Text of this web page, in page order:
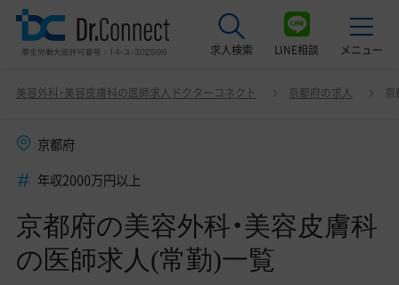
求人検索 LINE相談 メニュー
美容クリニック見学ご希望の方はこちら
サービス紹介
ドクターコネクトの強み
エージェント紹介
美容外科・美容皮膚科の医師求人ドクターコネクト 京都府の求人 京
京都府
年収2000万円以上
京都府の美容外科・美容皮膚科
の医師求人(常勤)一覧
京都府の美容外科・美容皮膚科の医師求人(常勤)一覧 変更